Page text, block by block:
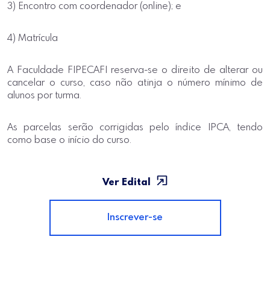
3) Encontro com coordenador (online); e
4) Matrícula
A Faculdade FIPECAFI reserva-se o direito de alterar ou
cancelar o curso, caso não atinja o número mínimo de
alunos por turma.
As parcelas serão corrigidas pelo índice IPCA, tendo
como base o início do curso.
Ver Edital
Inscrever-se